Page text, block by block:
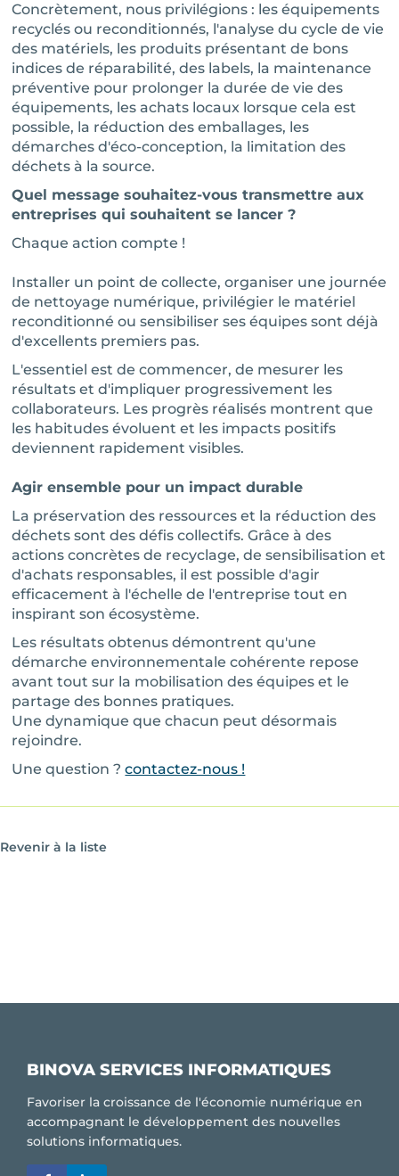
Concrètement, nous privilégions : les équipements
recyclés ou reconditionnés, l'analyse du cycle de vie
des matériels, les produits présentant de bons
indices de réparabilité, des labels, la maintenance
préventive pour prolonger la durée de vie des
équipements, les achats locaux lorsque cela est
possible, la réduction des emballages, les
démarches d'éco-conception, la limitation des
déchets à la source.
Quel message souhaitez-vous transmettre aux
entreprises qui souhaitent se lancer ?
Chaque action compte !
Installer un point de collecte, organiser une journée
de nettoyage numérique, privilégier le matériel
reconditionné ou sensibiliser ses équipes sont déjà
d'excellents premiers pas.
L'essentiel est de commencer, de mesurer les
résultats et d'impliquer progressivement les
collaborateurs. Les progrès réalisés montrent que
les habitudes évoluent et les impacts positifs
deviennent rapidement visibles.
Agir ensemble pour un impact durable
La préservation des ressources et la réduction des
déchets sont des défis collectifs. Grâce à des
actions concrètes de recyclage, de sensibilisation et
d'achats responsables, il est possible d'agir
efficacement à l'échelle de l'entreprise tout en
inspirant son écosystème.
Les résultats obtenus démontrent qu'une
démarche environnementale cohérente repose
avant tout sur la mobilisation des équipes et le
partage des bonnes pratiques.
Une dynamique que chacun peut désormais
rejoindre.
Une question ?contactez-nous !
Revenir à la liste
BINOVA SERVICES INFORMATIQUES
Favoriser la croissance de l'économie numérique en
accompagnant le développement des nouvelles
solutions informatiques.